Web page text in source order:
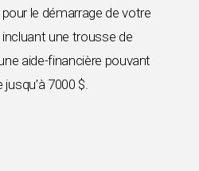
le démarrage de votre
une trousse de
aide-financière pouvant
7000 $.